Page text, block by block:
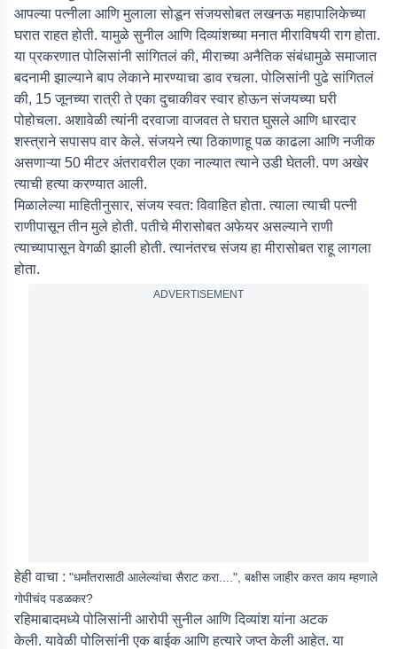
आपल्या पत्नीला आणि मुलाला सोडून संजयसोबत लखनऊ महापालिकेच्या
घरात राहत होती. यामुळे सुनील आणि दिव्यांशच्या मनात मीराविषयी राग होता.
या प्रकरणात पोलिसांनी सांगितलं की, मीराच्या अनैतिक संबंधामुळे समाजात
बदनामी झाल्याने बाप लेकाने मारण्याचा डाव रचला. पोलिसांनी पुढे सांगितलं
की, 15 जूनच्या रात्री ते एका दुचाकीवर स्वार होऊन संजयच्या घरी
पोहोचला. अशावेळी त्यांनी दरवाजा वाजवत ते घरात घुसले आणि धारदार
शस्त्राने सपासप वार केले. संजयने त्या ठिकाणाहू पळ काढला आणि नजीक
असणाऱ्या 50 मीटर अंतरावरील एका नाल्यात त्याने उडी घेतली. पण अखेर
त्याची हत्या करण्यात आली.
मिळालेल्या माहितीनुसार, संजय स्वत: विवाहित होता. त्याला त्याची पत्नी
राणीपासून तीन मुले होती. पतीचे मीरासोबत अफेयर असल्याने राणी
त्याच्यापासून वेगळी झाली होती. त्यानंतरच संजय हा मीरासोबत राहू लागला
होता.
ADVERTISEMENT
हेही वाचा : "धर्मांतरासाठी आलेल्यांचा सैराट करा....", बक्षीस जाहीर करत काय म्हणाले
गोपीचंद पडळकर?
रहिमाबादमध्ये पोलिसांनी आरोपी सुनील आणि दिव्यांश यांना अटक
केली. यावेळी पोलिसांनी एक बाईक आणि हत्यारे जप्त केली आहेत. या